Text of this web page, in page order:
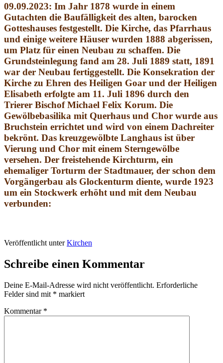
09.09.2023: Im Jahr 1878 wurde in einem
Gutachten die Baufälligkeit des alten, barocken
Gotteshauses festgestellt. Die Kirche, das Pfarrhaus
und einige weitere Häuser wurden 1888 abgerissen,
um Platz für einen Neubau zu schaffen. Die
Grundsteinlegung fand am 28. Juli 1889 statt, 1891
war der Neubau fertiggestellt. Die Konsekration der
Kirche zu Ehren des Heiligen Goar und der Heiligen
Elisabeth erfolgte am 11. Juli 1896 durch den
Trierer Bischof Michael Felix Korum. Die
Gewölbebasilika mit Querhaus und Chor wurde aus
Bruchstein errichtet und wird von einem Dachreiter
bekrönt. Das kreuzgewölbte Langhaus ist über
Vierung und Chor mit einem Sterngewölbe
versehen. Der freistehende Kirchturm, ein
ehemaliger Torturm der Stadtmauer, der schon dem
Vorgängerbau als Glockenturm diente, wurde 1923
um ein Stockwerk erhöht und mit dem Neubau
verbunden:
Veröffentlicht unter Kirchen
Schreibe einen Kommentar
Deine E-Mail-Adresse wird nicht veröffentlicht. Erforderliche
Felder sind mit * markiert
Kommentar *